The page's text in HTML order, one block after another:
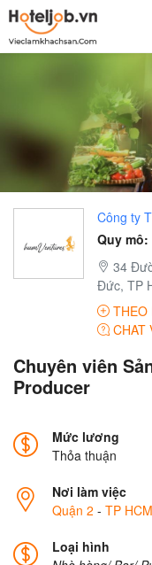
Công ty
Quy mô:
34
Đức, TP
THEO
CHAT
Chuyên viên
Producer
Mức lương
Thỏa thuận
Nơi làm việc
Quận 2 - TP HCM
Loại hình